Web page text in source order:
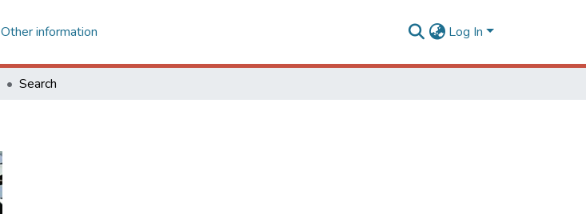
Other information Log In
Search